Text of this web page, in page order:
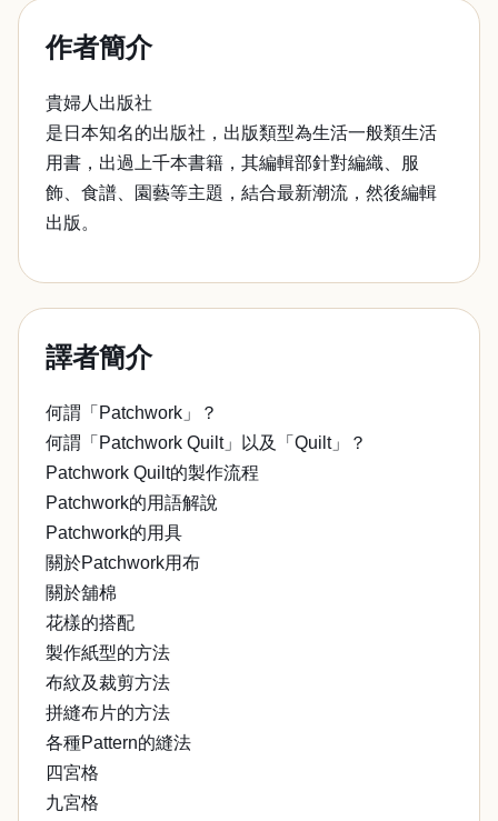
作者簡介
貴婦人出版社
是日本知名的出版社，出版類型為生活一般類生活
用書，出過上千本書籍，其編輯部針對編織、服
飾、食譜、園藝等主題，結合最新潮流，然後編輯
出版。
譯者簡介
何謂「Patchwork」？
何謂「Patchwork Quilt」以及「Quilt」？
Patchwork Quilt的製作流程
Patchwork的用語解說
Patchwork的用具
關於Patchwork用布
關於舖棉
花樣的搭配
製作紙型的方法
布紋及裁剪方法
拼縫布片的方法
各種Pattern的縫法
四宮格
九宮格